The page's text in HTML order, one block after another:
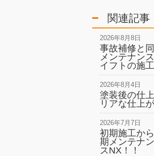
関連記事
2026年8月8日
事故補修と
メンテナン
イフトの施
2026年8月4日
塗装後の仕
リアな仕上
2026年7月7日
初期施工か
期メンテナ
スNX！！